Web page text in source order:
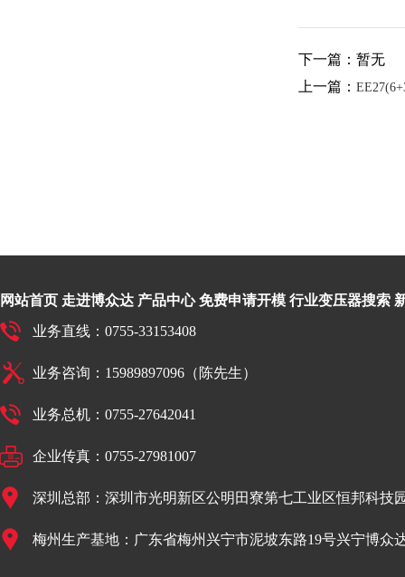
下一篇：暂无
上一篇：
网站首页 走进博众达 产品中心 免费申请开模 行业变压器搜索
业务直线：0755-33153408
业务咨询：15989897096（陈先生）
业务总机：0755-27642041
企业传真：0755-27981007
深圳总部：深圳市光明新区公明田寮第七工业区恒邦科技
梅州生产基地：广东省梅州兴宁市泥坡东路19号兴宁博众